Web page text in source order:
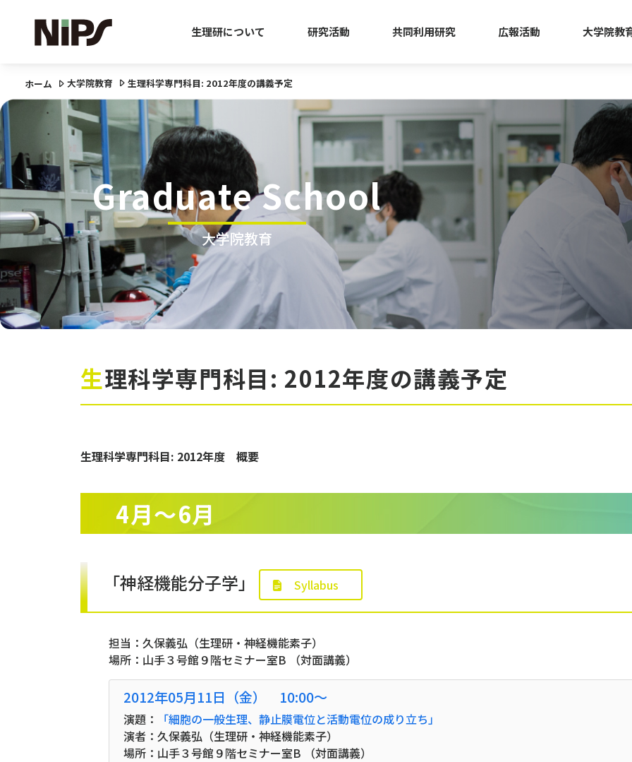
生理研について 研究活動 共同利用研究 広報活動 大学院教
ホーム 大学院教育 生理科学専門科目: 2012年度の講義予定
Graduate School
大学院教育
生理科学専門科目: 2012年度の講義予定
生理科学専門科目: 2012年度 概要
4月〜6月
「神経機能分子学」 Syllabus
担当：久保義弘（生理研・神経機能素子）
場所：山手３号館９階セミナー室B （対面講義）
2012年05月11日（金） 10:00〜
演題：
「細胞の一般生理、静止膜電位と活動電位の成り立ち」
演者：久保義弘（生理研・神経機能素子）
場所：山手３号館９階セミナー室B （対面講義）